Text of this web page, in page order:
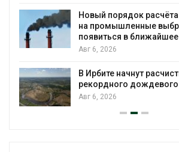
Новый порядок
на промышленные
появиться в
Авг 6, 2026
В Ирбите начнут
рекордного
Авг 6, 2026